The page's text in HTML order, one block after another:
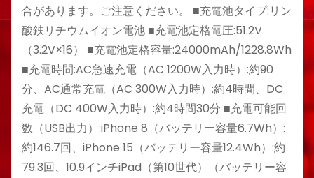
合があります。ご注意ください。 ■充電池タイプ:リン
酸鉄リチウムイオン電池 ■充電池定格電圧:51.2V
（3.2V×16） ■充電池定格容量:24000mAh/1228.8Wh
■充電時間:AC急速充電（AC 1200W入力時）:約90
分、AC通常充電（AC 300W入力時）:約4時間、DC
充電（DC 400W入力時）:約4時間30分 ■充電可能回
数（USB出力）:iPhone 8（バッテリー容量6.7Wh）:
約146.7回、iPhone 15（バッテリー容量12.4Wh）:約
79.3回、10.9インチiPad（第10世代）（バッテリー容